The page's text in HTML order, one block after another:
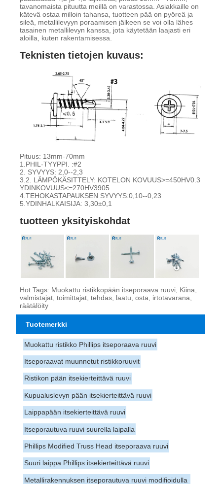
tavanomaista pituutta meillä on varastossa. Asiakkaille on
kätevä ostaa milloin tahansa, tuotteen pää on pyöreä ja
sileä, metallilevyyn poraamisen jälkeen se voi olla lähes
tasainen metallilevyn kanssa, jota käytetään laajasti eri
aloilla, kuten rakentamisessa.
Teknisten tietojen kuvaus:
Pituus: 13mm-70mm
1.PHIL-TYYPPI. :#2
2. SYVYYS: 2,0--2,3
3.2. LÄMPÖKÄSITTELY: KOTELON KOVUUS>=450HV0.3
YDINKOVUUS<=270HV3905
4.TEHOKASTAPAUKSEN SYVYYS:0,10--0,23
5.YDINHALKAISIJA: 3,30±0,1
tuotteen yksityiskohdat
Hot Tags: Muokattu ristikkopään itseporaava ruuvi, Kiina,
valmistajat, toimittajat, tehdas, laatu, osta, irtotavarana,
räätälöity
Tuotemerkki
Muokattu ristikko Phillips itseporaava ruuvi
Itseporaavat muunnetut ristikkoruuvit
Ristikon pään itsekierteittävä ruuvi
Kupualuslevyn pään itsekierteittävä ruuvi
Laippapään itsekierteittävä ruuvi
Itseporautuva ruuvi suurella laipalla
Phillips Modified Truss Head itseporaava ruuvi
Suuri laippa Phillips itsekierteittävä ruuvi
Metallirakennuksen itseporautuva ruuvi modifioidulla